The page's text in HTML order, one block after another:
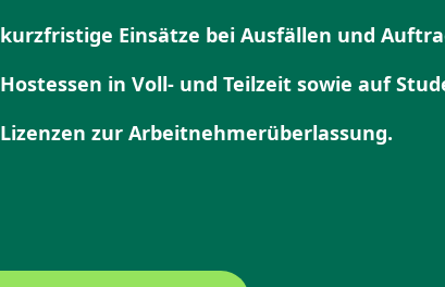
kurzfristige Einsätze bei Ausfällen und
Hostessen in Voll- und Teilzeit sowie auf
Lizenzen zur Arbeit­neh­mer­über­lassung.